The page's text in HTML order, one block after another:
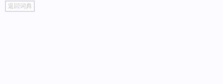
top
返回词典